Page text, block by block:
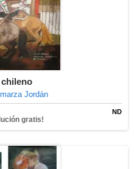
Jordán
ND
gratis!